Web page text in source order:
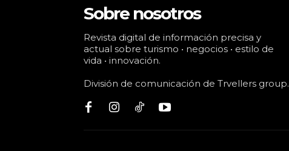
Sobre nosotros
Revista digital de información precisa y
actual sobre turismo • negocios • estilo de
vida • innovación.
División de comunicación de Trvellers group.